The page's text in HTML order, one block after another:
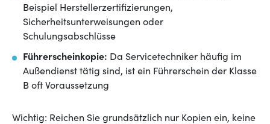
Beispiel Herstellerzertifizierungen,
Sicherheitsunterweisungen oder
Schulungsabschlüsse
Führerscheinkopie: Da Servicetechniker häufig im
Außendienst tätig sind, ist ein Führerschein der Klasse
B oft Voraussetzung
Wichtig: Reichen Sie grundsätzlich nur Kopien ein, keine